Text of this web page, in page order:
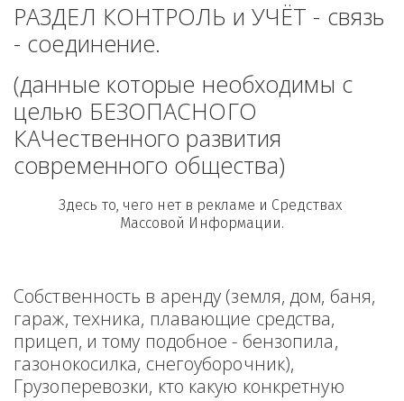
РАЗДЕЛ КОНТРОЛЬ и УЧЁТ - связь
- соединение.
(данные которые необходимы с
целью БЕЗОПАСНОГО
КАЧественного развития
современного общества)
Здесь то, чего нет в рекламе и Средствах
Массовой Информации.
Собственность в аренду (земля, дом, баня,
гараж, техника, плавающие средства,
прицеп, и тому подобное - бензопила,
газонокосилка, снегоуборочник),
Грузоперевозки, кто какую конкретную